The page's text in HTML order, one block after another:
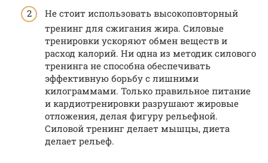
Не стоит использовать высокоповторный
тренинг для сжигания жира. Силовые
тренировки ускоряют обмен веществ и
расход калорий. Ни одна из методик силового
тренинга не способна обеспечивать
эффективную борьбу с лишними
килограммами. Только правильное питание
и кардиотренировки разрушают жировые
отложения, делая фигуру рельефной.
Силовой тренинг делает мышцы, диета
делает рельеф.